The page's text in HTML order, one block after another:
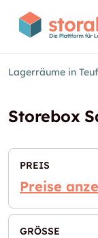
Lagerräume in
Storebox
PREIS
Preise
GRÖSSE